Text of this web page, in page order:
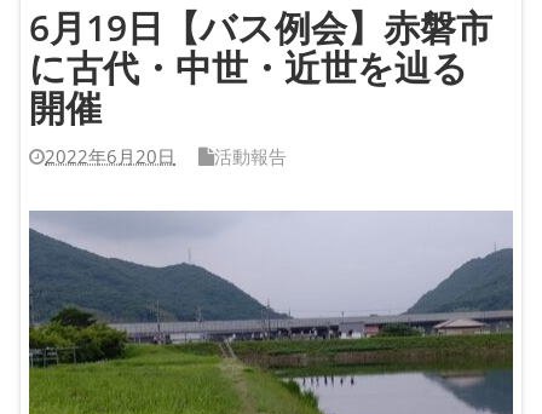
6月19日【バス例会】赤磐市
に古代・中世・近世を辿る
開催
2022年6月20日 活動報告